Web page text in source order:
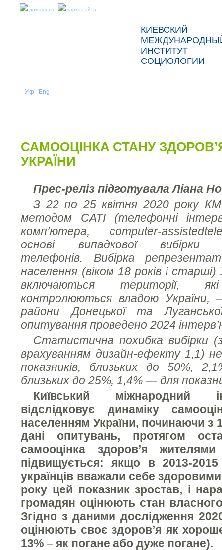
домашняя карта сайта
КИЕВСКИЙ
ИНСТИТУТ
СОЦИОЛОГИИ
Укр Eng
САМООЦІНКА СТАНУ
УКРАЇНИ
Прес-реліз підготувала Ліана
З 22 по 25 квітня 2020 року
методом CATI (телефонні
комп’ютера,computer-assisted
основі випадкової вибірки
телефонів. Вибірка
населення (віком 18 років і старші)
включаються території,
контролюються владою
райони Донецької та
опитування проведено 2024
Статистична похибка вибірки
врахуванням дизайн-ефекту 1,1)
показників, близьких до 50%,
близьких до 25%, 1,4% — для
Київський міжнародний
відслідковує динаміку
населенням України, починаючи з
дані опитувань, протягом
самооцінка здоров’я
підвищується: якщо в 2013-
українців вважали себе
року цей показник зростав, і
громадян оцінюють стан
Згідно з даними дослідження
оцінюють своє здоров’я як
13% – як погане або дуже погане).